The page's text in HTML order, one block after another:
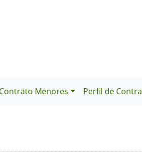
Contrato Menores Perfil de